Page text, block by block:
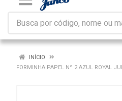
INÍCIO
FORMINHA PAPEL Nº 2 AZUL ROYAL